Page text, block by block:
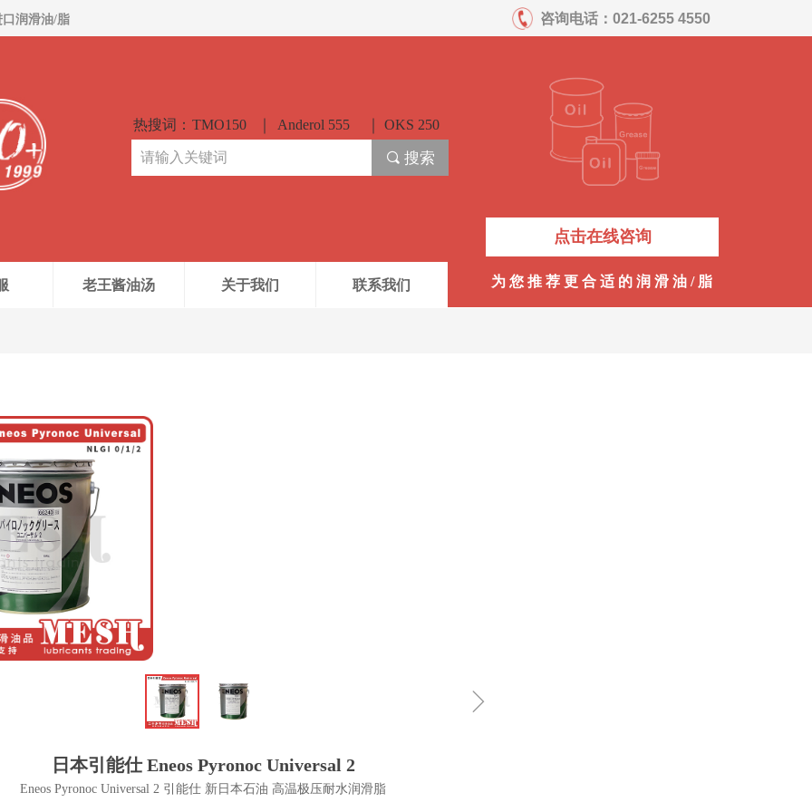
老王酱油汤 关于我们 联系我们 为 您 推 荐 更 合 适 的 润 滑 油 / 脂
热搜词： TMO150 Anderol 555 OKS 250
点击在线咨询
끠 搜索
咨询电话： 021-6255 4550
口润滑油/脂
ꁇ
日本引能仕 Eneos Pyronoc Universal 2
Eneos Pyronoc Universal 2 引能仕 新日本石油 高温极压耐水润滑脂